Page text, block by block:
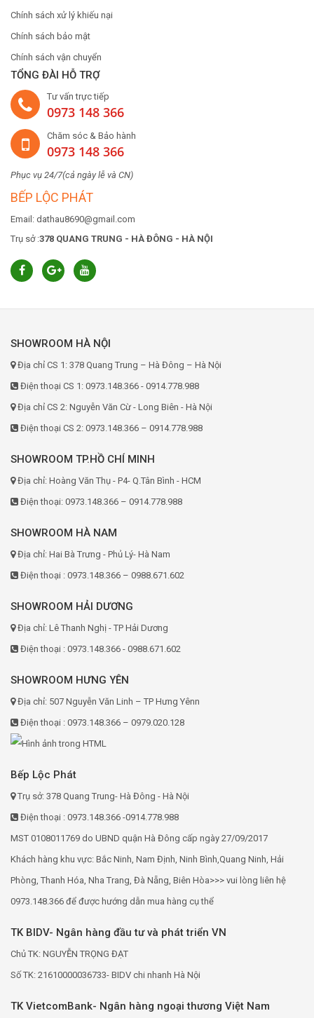
Chính sách xử lý khiếu nại
Chính sách bảo mật
Chính sách vận chuyển
TỔNG ĐÀI HỖ TRỢ
Tư vấn trực tiếp
0973 148 366
Chăm sóc & Bảo hành
0973 148 366
Phục vụ 24/7(cả ngày lễ và CN)
BẾP LỘC PHÁT
Email: dathau8690@gmail.com
Trụ sở :378 QUANG TRUNG - HÀ ĐÔNG - HÀ NỘI
SHOWROOM HÀ NỘI
Địa chỉ CS 1: 378 Quang Trung – Hà Đông – Hà Nội
Điện thoại CS 1: 0973.148.366 - 0914.778.988
Địa chỉ CS 2: Nguyễn Văn Cừ - Long Biên - Hà Nội
Điện thoại CS 2: 0973.148.366 – 0914.778.988
SHOWROOM TP.HỒ CHÍ MINH
Địa chỉ: Hoàng Văn Thụ - P4- Q.Tân Bình - HCM
Điện thoại: 0973.148.366 – 0914.778.988
SHOWROOM HÀ NAM
Địa chỉ: Hai Bà Trưng - Phủ Lý- Hà Nam
Điện thoại : 0973.148.366 – 0988.671.602
SHOWROOM HẢI DƯƠNG
Địa chỉ: Lê Thanh Nghị - TP Hải Dương
Điện thoại : 0973.148.366 - 0988.671.602
SHOWROOM HƯNG YÊN
Địa chỉ: 507 Nguyễn Văn Linh – TP Hưng Yênn
Điện thoại : 0973.148.366 – 0979.020.128
Bếp Lộc Phát
Trụ sở: 378 Quang Trung- Hà Đông - Hà Nội
Điện thoại : 0973.148.366 -0914.778.988
MST 0108011769 do UBND quận Hà Đông cấp ngày 27/09/2017
Khách hàng khu vực: Bắc Ninh, Nam Định, Ninh Bình,Quang Ninh, Hải
Phòng, Thanh Hóa, Nha Trang, Đà Nẵng, Biên Hòa>>> vui lòng liên hệ
0973.148.366 để được hướng dẫn mua hàng cụ thể
TK BIDV- Ngân hàng đầu tư và phát triển VN
Chủ TK: NGUYỄN TRỌNG ĐẠT
Số TK: 21610000036733- BIDV chi nhanh Hà Nội
TK VietcomBank- Ngân hàng ngoại thương Việt Nam